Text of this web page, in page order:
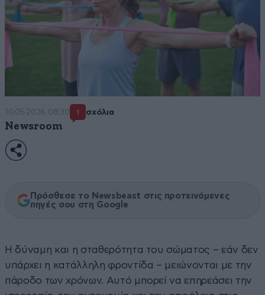
10·05·2026 08:30 1 σχόλια
Newsroom
Πρόσθεσε το Newsbeast στις προτεινόμενες
πηγές σου στη Google
Η δύναμη και η σταθερότητα του σώματος – εάν δεν
υπάρχει η κατάλληλη φροντίδα – μειώνονται με την
πάροδο των χρόνων. Αυτό μπορεί να επηρεάσει την